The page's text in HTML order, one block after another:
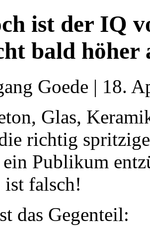
ist der IQ
bald höher
Goede | 18.
Glas,
richtig
Publikum
ist falsch!
das Gegenteil: